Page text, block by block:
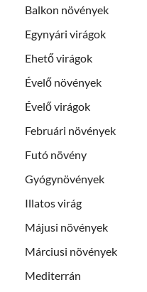
Balkon növények
Egynyári virágok
Ehető virágok
Évelő növények
Évelő virágok
Februári növények
Futó növény
Gyógynövények
Illatos virág
Májusi növények
Márciusi növények
Mediterrán